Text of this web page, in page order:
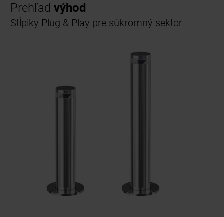
Prehľadvýhod
Stĺpiky Plug & Play pre súkromný sektor